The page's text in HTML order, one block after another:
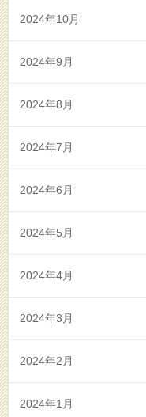
2024年10月
2024年9月
2024年8月
2024年7月
2024年6月
2024年5月
2024年4月
2024年3月
2024年2月
2024年1月